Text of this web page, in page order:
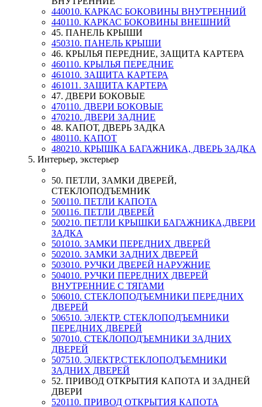
440010. КАРКАС БОКОВИНЫ ВНУТРЕННИЙ
440110. КАРКАС БОКОВИНЫ ВНЕШНИЙ
45. ПАНЕЛЬ КРЫШИ
450310. ПАНЕЛЬ КРЫШИ
46. КРЫЛЬЯ ПЕРЕДНИЕ, ЗАЩИТА КАРТЕРА
460110. КРЫЛЬЯ ПЕРЕДНИЕ
461010. ЗАЩИТА КАРТЕРА
461011. ЗАЩИТА КАРТЕРА
47. ДВЕРИ БОКОВЫЕ
470110. ДВЕРИ БОКОВЫЕ
470210. ДВЕРИ ЗАДНИЕ
48. КАПОТ, ДВЕРЬ ЗАДКА
480110. КАПОТ
480210. КРЫШКА БАГАЖНИКА, ДВЕРЬ ЗАДКА
5. Интерьер, экстерьер
50. ПЕТЛИ, ЗАМКИ ДВЕРЕЙ,
СТЕКЛОПОДЪЕМНИК
500110. ПЕТЛИ КАПОТА
500116. ПЕТЛИ ДВЕРЕЙ
500210. ПЕТЛИ КРЫШКИ БАГАЖНИКА,ДВЕРИ
ЗАДКА
501010. ЗАМКИ ПЕРЕДНИХ ДВЕРЕЙ
502010. ЗАМКИ ЗАДНИХ ДВЕРЕЙ
503010. РУЧКИ ДВЕРЕЙ НАРУЖНИЕ
504010. РУЧКИ ПЕРЕДНИХ ДВЕРЕЙ
ВНУТРЕННИЕ С ТЯГАМИ
506010. СТЕКЛОПОДЪЕМНИКИ ПЕРЕДНИХ
ДВЕРЕЙ
506510. ЭЛЕКТР. СТЕКЛОПОДЪЕМНИКИ
ПЕРЕДНИХ ДВЕРЕЙ
507010. СТЕКЛОПОДЪЕМНИКИ ЗАДНИХ
ДВЕРЕЙ
507510. ЭЛЕКТР.СТЕКЛОПОДЪЕМНИКИ
ЗАДНИХ ДВЕРЕЙ
52. ПРИВОД ОТКРЫТИЯ КАПОТА И ЗАДНЕЙ
ДВЕРИ
520110. ПРИВОД ОТКРЫТИЯ КАПОТА